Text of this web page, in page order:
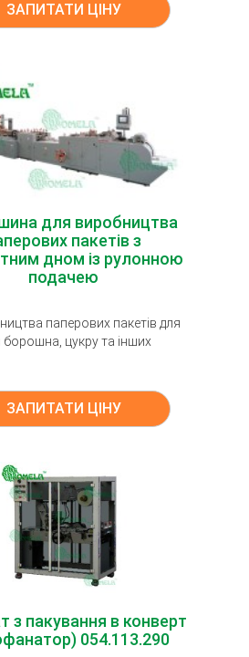
ЗАПИТАТИ ЦІНУ
для виробництва
пакетів з
дном із рулонною
подачею
паперових пакетів для
борошна, цукру та інших
ЗАПИТАТИ ЦІНУ
з пакування в конверт
054.113.290